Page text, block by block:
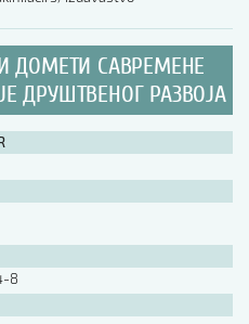
ДОМЕТИ САВРЕМЕНЕ
ДРУШТВЕНОГ РАЗВОЈА
8